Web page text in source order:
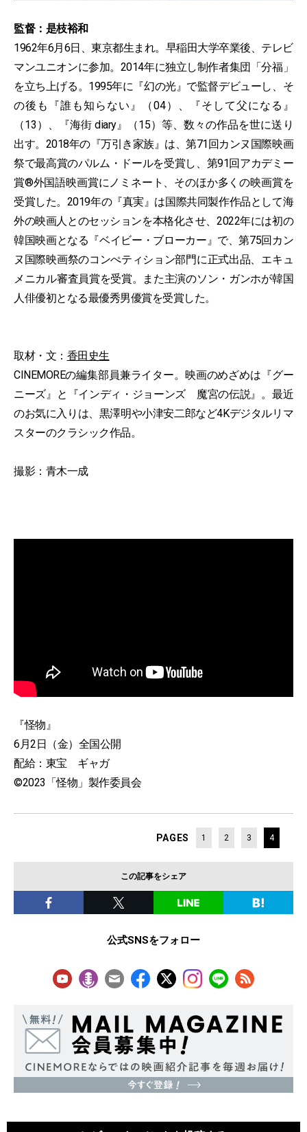
監督：是枝裕和
1962年6月6日、東京都生まれ。早稲田大学卒業後、テレビ
マンユニオンに参加。2014年に独立し制作者集団「分福」
を立ち上げる。1995年に『幻の光』で監督デビューし、そ
の後も『誰も知らない』（04）、『そして父になる』
（13）、『海街 diary』（15）等、数々の作品を世に送り
出す。2018年の『万引き家族』は、第71回カンヌ国際映画
祭で最高賞のパルム・ドールを受賞し、第91回アカデミー
賞®外国語映画賞にノミネート、そのほか多くの映画賞を
受賞した。2019年の『真実』は国際共同製作作品として海
外の映画人とのセッションを本格化させ、2022年には初の
韓国映画となる『ベイビー・ブローカー』で、第75回カン
ヌ国際映画祭のコンぺティション部門に正式出品、エキュ
メニカル審査員賞を受賞。また主演のソン・ガンホが韓国
人俳優初となる最優秀男優賞を受賞した。
取材・文： 香田史生
CINEMOREの編集部員兼ライター。映画のめざめは『グー
ニーズ』と『インディ・ジョーンズ 魔宮の伝説』。最近
のお気に入りは、黒澤明や小津安二郎など4Kデジタルリマ
スターのクラシック作品。
撮影：青木一成
『怪物』
6月2日（金）全国公開
配給：東宝 ギャガ
©2023「怪物」製作委員会
PAGES 1 2 3 4
この記事をシェア
公式SNSをフォロー